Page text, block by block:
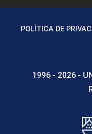
POLÍTICA DE
1996 - 2026 -